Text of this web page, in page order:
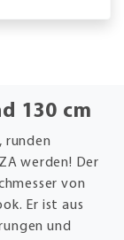
130 cm
runden
werden! Der
von
Er ist aus
und